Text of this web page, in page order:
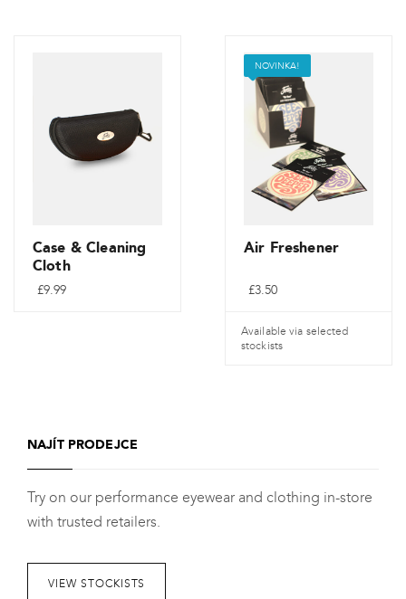
Case & Cleaning
Cloth
£9.99
NOVINKA!
Air Freshener
£3.50
Available via selected
stockists
NAJÍT PRODEJCE
Try on our performance eyewear and clothing in-store
with trusted retailers.
VIEW STOCKISTS